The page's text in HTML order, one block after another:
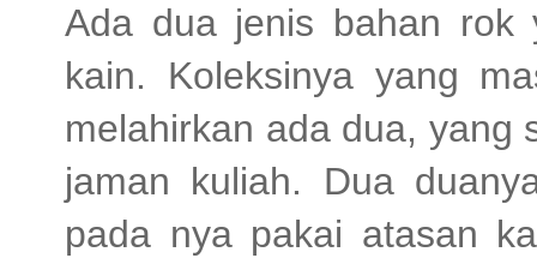
Ada dua jenis bahan rok
kain. Koleksinya yang
melahirkan ada dua, yang
jaman kuliah. Dua
pada nya pakai atasan